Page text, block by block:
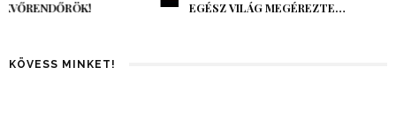
EGÉSZ VILÁG MEGÉREZTE…
KÖVESS MINKET!